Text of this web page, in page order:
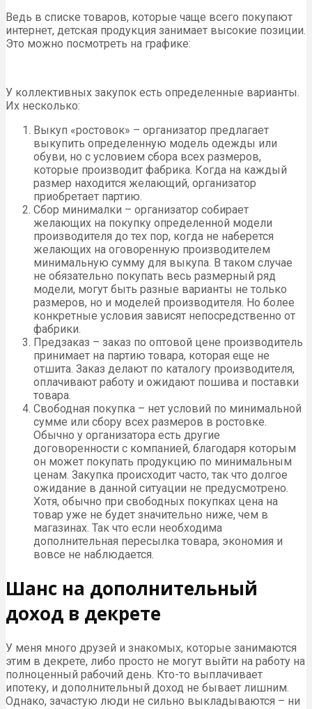
Ведь в списке товаров, которые чаще всего покупают
интернет, детская продукция занимает высокие позиции.
Это можно посмотреть на графике:
У коллективных закупок есть определенные варианты.
Их несколько:
Выкуп «ростовок» – организатор предлагает
выкупить определенную модель одежды или
обуви, но с условием сбора всех размеров,
которые производит фабрика. Когда на каждый
размер находится желающий, организатор
приобретает партию.
Сбор минималки – организатор собирает
желающих на покупку определенной модели
производителя до тех пор, когда не наберется
желающих на оговоренную производителем
минимальную сумму для выкупа. В таком случае
не обязательно покупать весь размерный ряд
модели, могут быть разные варианты не только
размеров, но и моделей производителя. Но более
конкретные условия зависят непосредственно от
фабрики.
Предзаказ – заказ по оптовой цене производитель
принимает на партию товара, которая еще не
отшита. Заказ делают по каталогу производителя,
оплачивают работу и ожидают пошива и поставки
товара.
Свободная покупка – нет условий по минимальной
сумме или сбору всех размеров в ростовке.
Обычно у организатора есть другие
договоренности с компанией, благодаря которым
он может покупать продукцию по минимальным
ценам. Закупка происходит часто, так что долгое
ожидание в данной ситуации не предусмотрено.
Хотя, обычно при свободных покупках цена на
товар уже не будет значительно ниже, чем в
магазинах. Так что если необходима
дополнительная пересылка товара, экономия и
вовсе не наблюдается.
Шанс на дополнительный
доход в декрете
У меня много друзей и знакомых, которые занимаются
этим в декрете, либо просто не могут выйти на работу на
полноценный рабочий день. Кто-то выплачивает
ипотеку, и дополнительный доход не бывает лишним.
Однако, зачастую люди не сильно выкладываются – ни